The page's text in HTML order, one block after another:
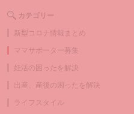
カテゴリー
新型コロナ情報まとめ
ママサポーター募集
妊活の困ったを解決
出産、産後の困ったを解決
ライフスタイル